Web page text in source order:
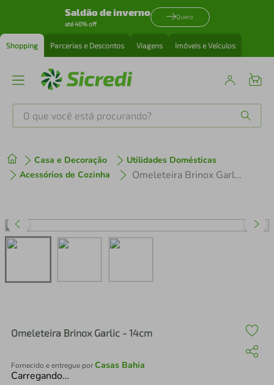
Saldão de inverno
até 40% off
Quero
Shopping Parcerias e Descontos Viagens Imóveis e Veículos
O que você está procurando?
Casa e Decoração
Utilidades Domésticas
Acessórios de Cozinha
Omeleteira Brinox Garlic - 14cm
Omeleteira Brinox Garlic - 14cm
Fornecido e entregue porCasas Bahia
Carregando…
1º tenis
3º perfume